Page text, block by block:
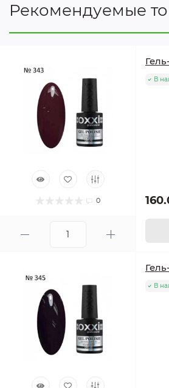
Рекомендуемые
0
В
В